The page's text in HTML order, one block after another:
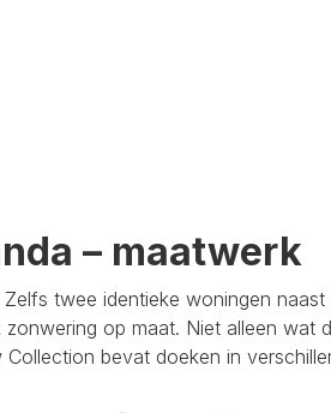
– maatwerk
twee identieke woningen
op maat. Niet alleen wat
bevat doeken in